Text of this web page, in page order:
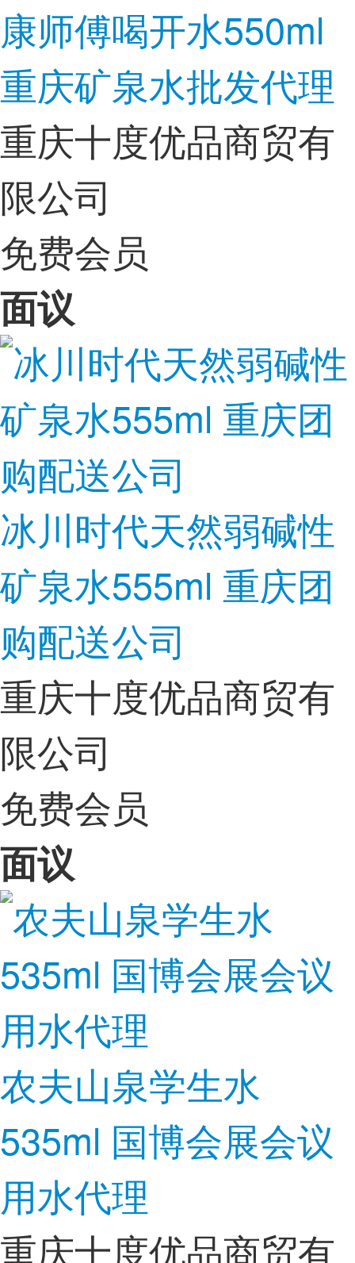
康师傅喝开水550ml
重庆矿泉水批发代理
重庆十度优品商贸有
限公司
免费会员
面议
冰川时代天然弱碱性
矿泉水555ml 重庆团
购配送公司
重庆十度优品商贸有
限公司
免费会员
面议
农夫山泉学生水
535ml 国博会展会议
用水代理
重庆十度优品商贸有